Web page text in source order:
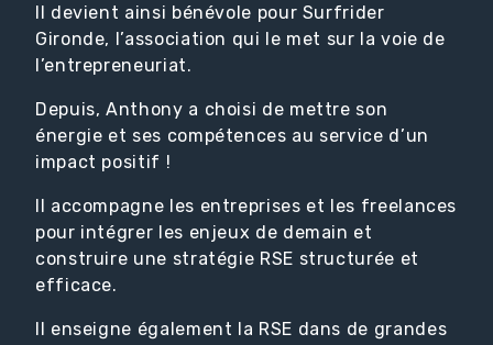
Il devient ainsi bénévole pour Surfrider
Gironde, l’association qui le met sur la voie de
l’entrepreneuriat.
Depuis, Anthony a choisi de mettre son
énergie et ses compétences au service d’un
impact positif !
Il accompagne les entreprises et les freelances
pour intégrer les enjeux de demain et
construire une stratégie RSE structurée et
efficace.
Il enseigne également la RSE dans de grandes